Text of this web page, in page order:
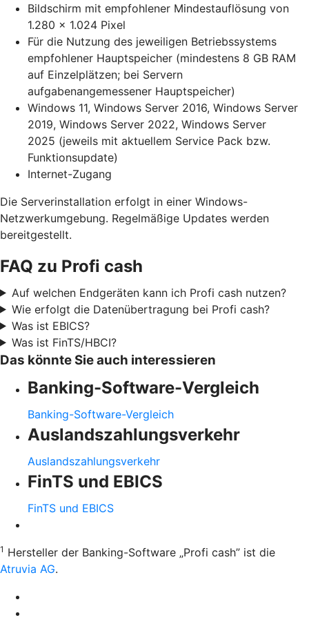
Bildschirm mit empfohlener Mindestauflösung von
1.280 x 1.024 Pixel
Für die Nutzung des jeweiligen Betriebssystems
empfohlener Hauptspeicher (mindestens 8 GB RAM
auf Einzelplätzen; bei Servern
aufgabenangemessener Hauptspeicher)
Windows 11, Windows Server 2016, Windows Server
2019, Windows Server 2022, Windows Server
2025 (jeweils mit aktuellem Service Pack bzw.
Funktionsupdate)
Internet-Zugang
Die Serverinstallation erfolgt in einer Windows-
Netzwerkumgebung. Regelmäßige Updates werden
bereitgestellt.
FAQ zu Profi cash
Auf welchen Endgeräten kann ich Profi cash nutzen?
Wie erfolgt die Datenübertragung bei Profi cash?
Was ist EBICS?
Was ist FinTS/HBCI?
Das könnte Sie auch interessieren
Banking-Software-Vergleich
Banking-Software-Vergleich
Auslandszahlungsverkehr
Auslandszahlungsverkehr
FinTS und EBICS
FinTS und EBICS
1 Hersteller der Banking-Software „Profi cash” ist die
Atruvia AG.